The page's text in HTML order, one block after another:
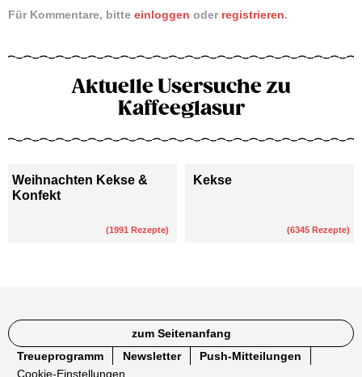
Für Kommentare, bitte einloggen oder registrieren.
Aktuelle Usersuche zu
Kaffeeglasur
Weihnachten Kekse &
Konfekt
(1991 Rezepte)
Kekse
(6345 Rezepte)
zum Seitenanfang
Treueprogramm
Newsletter
Push-Mitteilungen
Cookie-Einstellungen